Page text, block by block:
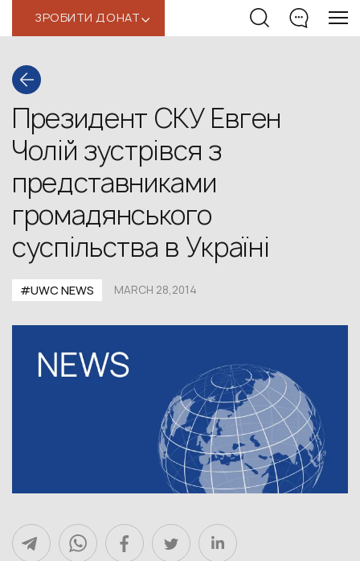
ЗРОБИТИ ДОНАТ‹
Президент СКУ Евген
Чолій зустрівся з
представниками
громадянського
суспільства в Україні
#UWC NEWS MARCH 28,2014